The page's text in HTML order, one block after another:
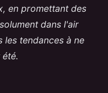
en promettant des
dans l'air
les tendances à ne